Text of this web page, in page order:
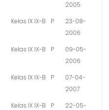
2005
Kelas IX IX-B P
23-08-
2006
Kelas IX IX-B P
09-05-
2006
Kelas IX IX-B P
07-04-
2007
Kelas IX IX-B P
22-05-